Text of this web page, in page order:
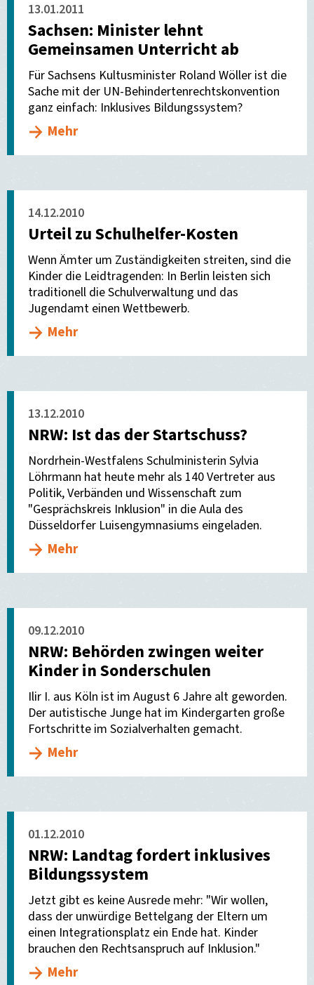
13.01.2011
Sachsen: Minister lehnt
Gemeinsamen Unterricht ab
Für Sachsens Kultusminister Roland Wöller ist die
Sache mit der UN-Behindertenrechtskonvention
ganz einfach: Inklusives Bildungssystem?
Mehr
14.12.2010
Urteil zu Schulhelfer-Kosten
Wenn Ämter um Zuständigkeiten streiten, sind die
Kinder die Leidtragenden: In Berlin leisten sich
traditionell die Schulverwaltung und das
Jugendamt einen Wettbewerb.
Mehr
13.12.2010
NRW: Ist das der Startschuss?
Nordrhein-Westfalens Schulministerin Sylvia
Löhrmann hat heute mehr als 140 Vertreter aus
Politik, Verbänden und Wissenschaft zum
"Gesprächskreis Inklusion" in die Aula des
Düsseldorfer Luisengymnasiums eingeladen.
Mehr
09.12.2010
NRW: Behörden zwingen weiter
Kinder in Sonderschulen
Ilir I. aus Köln ist im August 6 Jahre alt geworden.
Der autistische Junge hat im Kindergarten große
Fortschritte im Sozialverhalten gemacht.
Mehr
01.12.2010
NRW: Landtag fordert inklusives
Bildungssystem
Jetzt gibt es keine Ausrede mehr: "Wir wollen,
dass der unwürdige Bettelgang der Eltern um
einen Integrationsplatz ein Ende hat. Kinder
brauchen den Rechtsanspruch auf Inklusion."
Mehr